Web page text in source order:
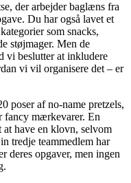
der arbejder baglæns fra
Du har også lavet et
som snacks,
støjmager. Men de
vi beslutter at inkludere
vi vil organisere det – er
poser af no-name pretzels,
fancy mærkevarer. En
have en klovn, selvom
tredje teammedlem har
deres opgaver, men ingen